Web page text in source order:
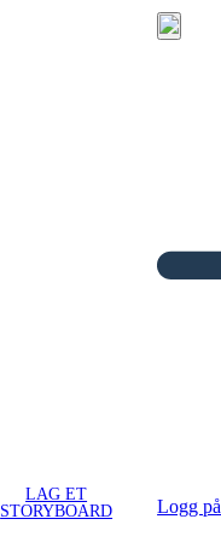
LAG ET
STORYBOARD
Logg på